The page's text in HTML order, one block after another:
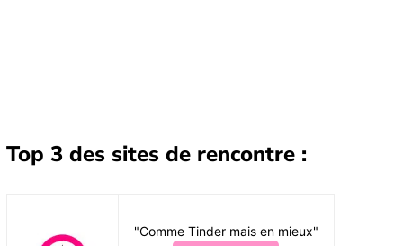
Top 3 des sites de rencontre :
"Comme Tinder mais en mieux"